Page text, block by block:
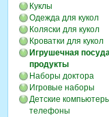
Куклы
Одежда для кукол
Коляски для кукол
Кроватки для кукол
Игрушечная
продукты
Наборы доктора
Игровые наборы
Детские
телефоны